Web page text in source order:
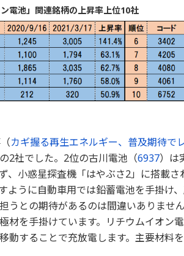
電池」関連銘柄の上昇率上位10社
カギ握る再生エネルギー、普及期待で
2社でした。2位の古川電池（6937）は
、小惑星探査機「はやぶさ2」に搭載
ように自動車用では鉛蓄電池を手掛け
うとの期待があるのは間違いありませ
材を手掛けています。リチウムイオン
動することで充放電します。主要材料